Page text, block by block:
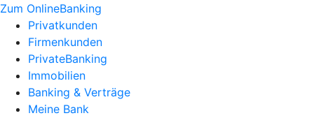
Zum OnlineBanking
Privatkunden
Firmenkunden
PrivateBanking
Immobilien
Banking & Verträge
Meine Bank